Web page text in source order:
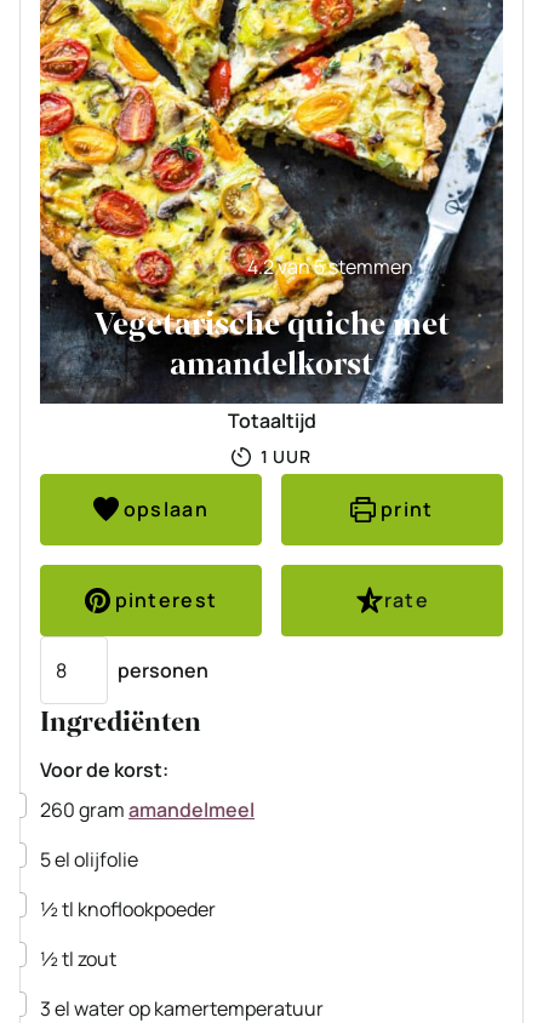
4.2van5stemmen
Vegetarische quiche met
amandelkorst
Totaaltijd
1 UUR
UUR
opslaan print
pinterest
rate
personen
Ingrediënten
Voor de korst:
▢
260gramamandelmeel
▢
5elolijfolie
▢
½tl knoflookpoeder
▢
½tlzout
▢
3elwater op kamertemperatuur